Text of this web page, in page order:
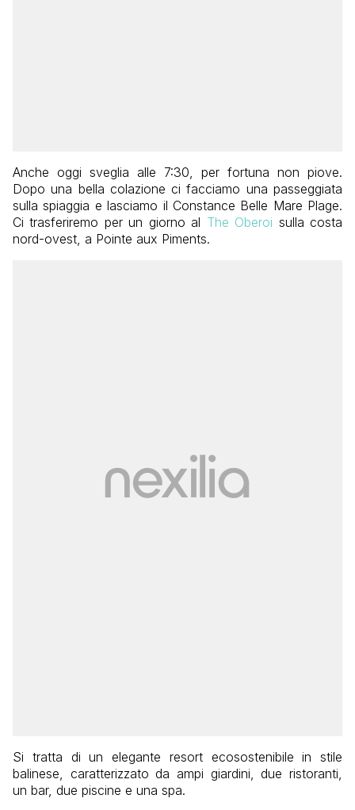
Anche oggi sveglia alle 7:30, per fortuna non piove.
Dopo una bella colazione ci facciamo una passeggiata
sulla spiaggia e lasciamo il Constance Belle Mare Plage.
Ci trasferiremo per un giorno al The Oberoi sulla costa
nord-ovest, a Pointe aux Piments.
Si tratta di un elegante resort ecosostenibile in stile
balinese, caratterizzato da ampi giardini, due ristoranti,
un bar, due piscine e una spa.